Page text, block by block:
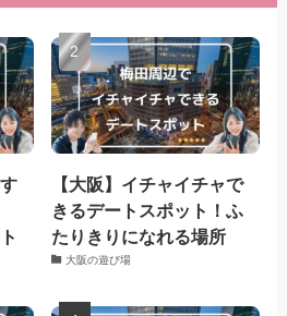
【大阪】イチャイチャで
きるデートスポット！ふ
たりきりになれる場所
大阪の遊び場